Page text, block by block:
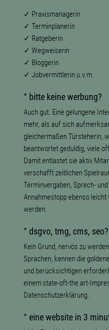
✓ Praxismanagerin
✓ Terminplanerin
✓ Ratgeberin
✓ Wegweiserin
✓ Bloggerin
✓ Jobvermittlerin u.v.m.
° bitte keine werbung?
Auch gut. Eine gelungene
mehr, als auf sich
gleichermaßen Türsteherin,
beantwortet geduldig, viele
Damit entlastet sie aktiv
verschafft zeitlichen
Terminvergaben, Sprech-
Annahmestopp ebenso
werden.
° dsgvo, tmg, cms,
Kein Grund, nervös zu
Sprachen, kennen die
und berücksichtigen
einem state-oft-the art-
Datenschutzerklärung.
° eine website in 3